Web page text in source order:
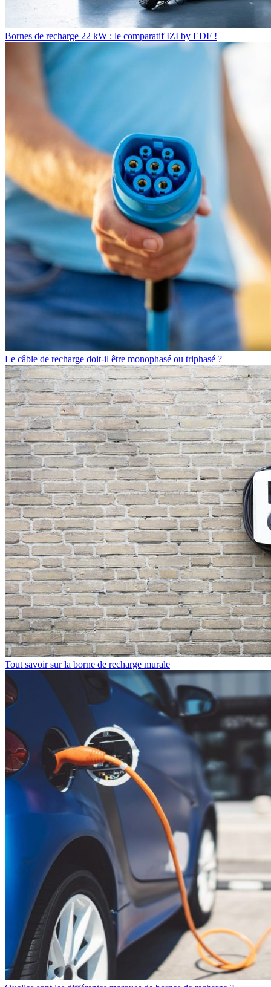
Bornes de recharge 22 kW : le comparatif IZI by EDF !
Le câble de recharge doit-il être monophasé ou triphasé ?
Tout savoir sur la borne de recharge murale